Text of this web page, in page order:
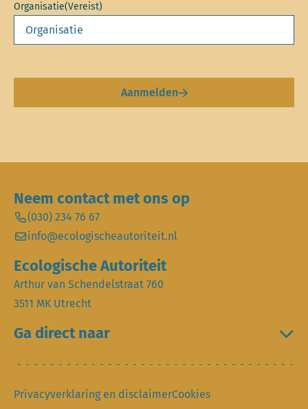
Organisatie(Vereist)
Aanmelden
Ga direct naar
Neem contact met ons op
(030) 234 76 67
info@ecologischeautoriteit.nl
Ecologische Autoriteit
Arthur van Schendelstraat 760
3511 MK Utrecht
Privacyverklaring en disclaimerCookies